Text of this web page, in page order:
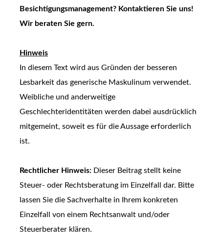
Besichtigungsmanagement? Kontaktieren Sie uns!
Wir beraten Sie gern.
Hinweis
In diesem Text wird aus Gründen der besseren
Lesbarkeit das generische Maskulinum verwendet.
Weibliche und anderweitige
Geschlechteridentitäten werden dabei ausdrücklich
mitgemeint, soweit es für die Aussage erforderlich
ist.
Rechtlicher Hinweis: Dieser Beitrag stellt keine
Steuer- oder Rechtsberatung im Einzelfall dar. Bitte
lassen Sie die Sachverhalte in Ihrem konkreten
Einzelfall von einem Rechtsanwalt und/oder
Steuerberater klären.